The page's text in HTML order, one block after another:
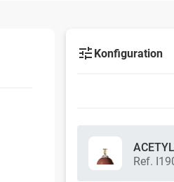
Konfiguration
Ref.